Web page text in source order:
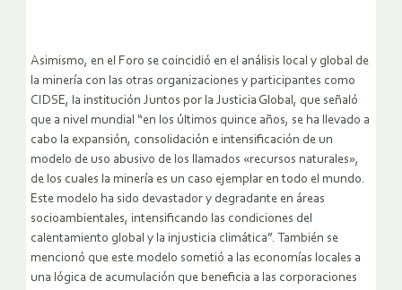
Asimismo, en el Foro se coincidió en el análisis local y global de
la minería con las otras organizaciones y participantes como
CIDSE, la institución Juntos por la Justicia Global, que señaló
que a nivel mundial “en los últimos quince años, se ha llevado a
cabo la expansión, consolidación e intensificación de un
modelo de uso abusivo de los llamados «recursos naturales»,
de los cuales la minería es un caso ejemplar en todo el mundo.
Este modelo ha sido devastador y degradante en áreas
socioambientales, intensificando las condiciones del
calentamiento global y la injusticia climática”. También se
mencionó que este modelo sometió a las economías locales a
una lógica de acumulación que beneficia a las corporaciones